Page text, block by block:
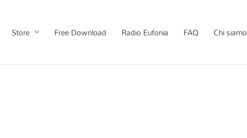
Store Free Download Radio Eufonia FAQ Chi siamo